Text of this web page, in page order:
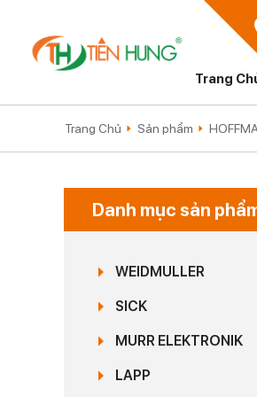
Trang
Trang Chủ Sản phẩm
Danh mục sản
WEIDMULLER
SICK
MURR ELEKTRONIK
LAPP